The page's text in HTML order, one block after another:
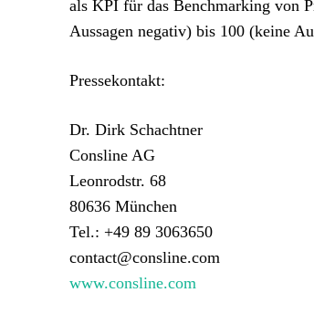
als KPI für das Benchmarking von
Aussagen negativ) bis 100 (keine
Pressekontakt:
Dr. Dirk Schachtner
Consline AG
Leonrodstr. 68
80636 München
Tel.: +49 89 3063650
contact@consline.com
www.consline.com